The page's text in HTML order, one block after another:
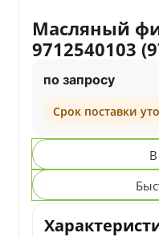
Масляный
9712540103
по запросу
Срок поставки